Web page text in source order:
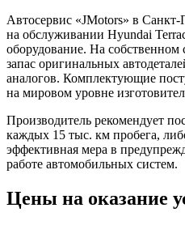
Автосервис «JMotors» в Санкт-
на обслуживании Hyundai
оборудование. На собственном
запас оригинальных
аналогов. Комплектующие
на мировом уровне
Производитель рекомендует
каждых 15 тыс. км пробега,
эффективная мера в
работе автомобильных систем.
Цены на оказание